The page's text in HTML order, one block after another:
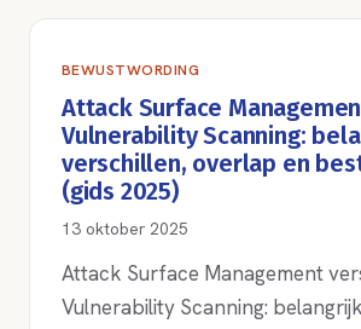
BEWUSTWORDING
Attack Surface
Vulnerability Scanning:
verschillen, overlap en
(gids 2025)
13 oktober 2025
Attack Surface Management
Vulnerability Scanning: